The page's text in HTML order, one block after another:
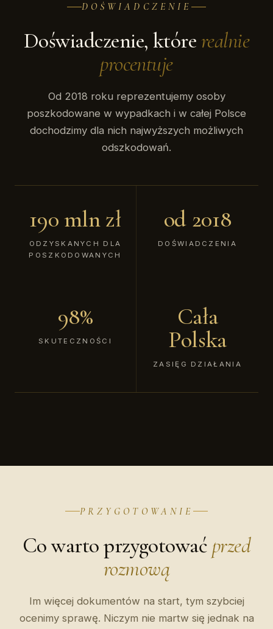
DOŚWIADCZENIE
Doświadczenie, które realnie
procentuje
Od 2018 roku reprezentujemy osoby
poszkodowane w wypadkach i w całej Polsce
dochodzimy dla nich najwyższych możliwych
odszkodowań.
190 mln zł
ODZYSKANYCH DLA
POSZKODOWANYCH
od 2018
DOŚWIADCZENIA
98%
SKUTECZNOŚCI
Cała
Polska
ZASIĘG DZIAŁANIA
PRZYGOTOWANIE
Co warto przygotować przed
rozmową
Im więcej dokumentów na start, tym szybciej
ocenimy sprawę. Niczym nie martw się jednak na